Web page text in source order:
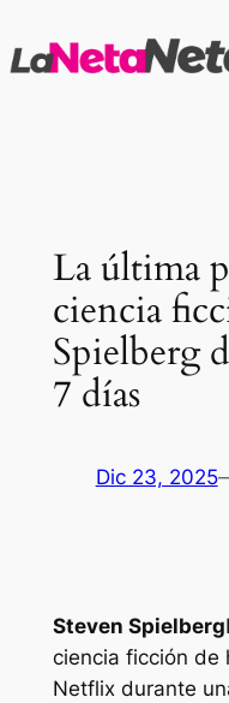
al
La última
ciencia
Spielberg
7 días
Dic 23, 2025
Steven Spielberg
ciencia ficción de
Netflix durante